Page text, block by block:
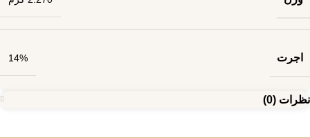
اجرت 14%
نظرات (0)